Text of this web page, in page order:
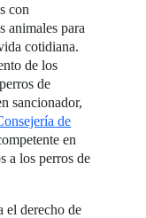
con
animales para
cotidiana.
de los
de
sancionador,
de
en
a los perros de
el derecho de